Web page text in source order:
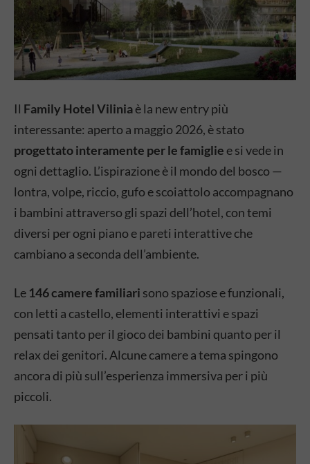
Il Family Hotel Viliniaè la new entry più
interessante: aperto a maggio 2026, è stato
progettato interamente per le famiglie e si vede in
ogni dettaglio. L’ispirazione è il mondo del bosco —
lontra, volpe, riccio, gufo e scoiattolo accompagnano
i bambini attraverso gli spazi dell’hotel, con temi
diversi per ogni piano e pareti interattive che
cambiano a seconda dell’ambiente.
Le 146 camere familiari sono spaziose e funzionali,
con letti a castello, elementi interattivi e spazi
pensati tanto per il gioco dei bambini quanto per il
relax dei genitori. Alcune camere a tema spingono
ancora di più sull’esperienza immersiva per i più
piccoli.